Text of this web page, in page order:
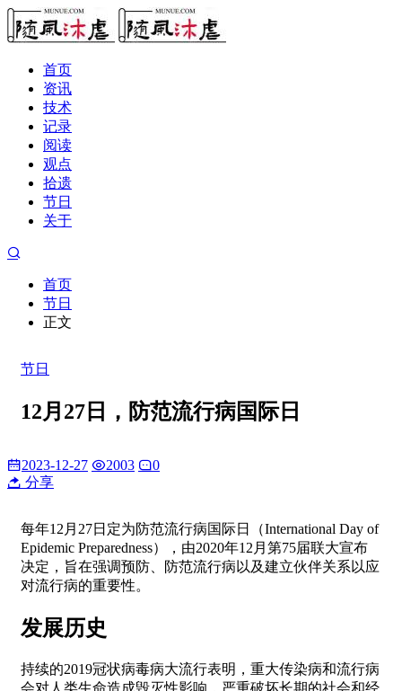
首页
资讯
技术
记录
阅读
观点
拾遗
节日
关于
首页
节日
正文
节日
12月27日，防范流行病国际日
2023-12-27 2003
0
分享
每年12月27日定为防范流行病国际日（International Day of
Epidemic Preparedness），由2020年12月第75届联大宣布
决定，旨在强调预防、防范流行病以及建立伙伴关系以应
对流行病的重要性。
发展历史
持续的2019冠状病毒病大流行表明，重大传染病和流行病
会对人类生命造成毁灭性影响，严重破坏长期的社会和经